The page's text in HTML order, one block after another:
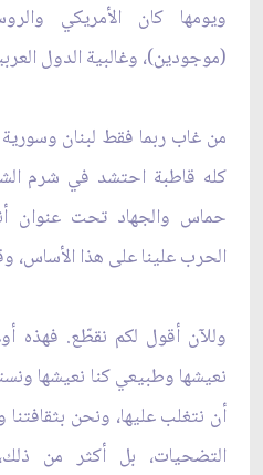
ويومها كان الأمريكي
(موجودين)، وغالبية الدول
من غاب ربما فقط لبنان وسورية
كله قاطبة احتشد في شرم
حماس والجهاد تحت عنوان
الحرب علينا على هذا الأساس،
وللآن أقول لكم نقطّع. فهذه
نعيشها وطبيعي كنا نعيشها
أن نتغلب عليها، ونحن
التضحيات، بل أكثر من ذلك،